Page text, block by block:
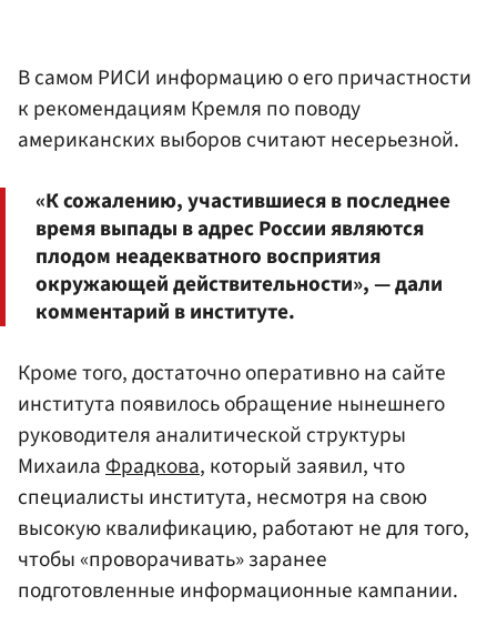
В самом РИСИ информацию о его причастности
к рекомендациям Кремля по поводу
американских выборов считают несерьезной.
«К сожалению, участившиеся в последнее
время выпады в адрес России являются
плодом неадекватного восприятия
окружающей действительности», — дали
комментарий в институте.
Кроме того, достаточно оперативно на сайте
института появилось обращение нынешнего
руководителя аналитической структуры
МихаилаФрадкова, который заявил, что
специалисты института, несмотря на свою
высокую квалификацию, работают не для того,
чтобы «проворачивать» заранее
подготовленные информационные кампании.